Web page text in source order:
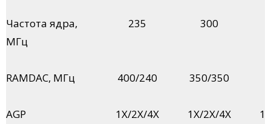
Частота ядра,
МГц
235 300
RAMDAC, МГц 400/240 350/350
AGP 1X/2X/4X 1X/2X/4X